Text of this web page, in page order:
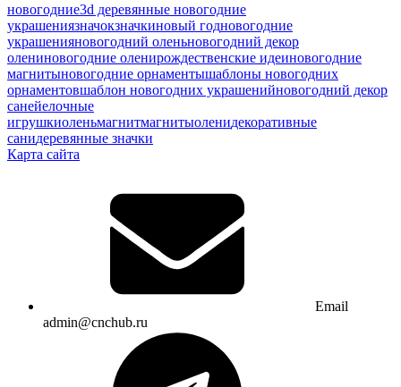
новогодние3d деревянные новогодние
украшениязначокзначкиновый годновогодние
украшенияновогодний оленьновогодний декор
олениновогодние оленирождественские идеиновогодние
магнитыновогодние орнаментышаблоны новогодних
орнаментовшаблон новогодних украшенийновогодний декор
санейелочные
игрушкиоленьмагнитмагнитыоленидекоративные
санидеревянные значки
Карта сайта
Email
admin@cnchub.ru